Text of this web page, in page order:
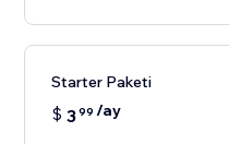
Starter Paketi
$ 399 /ay